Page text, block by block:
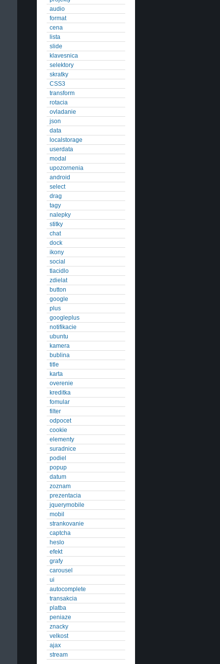
audio
format
cena
lista
slide
klavesnica
selektory
skratky
CSS3
transform
rotacia
ovladanie
json
data
localstorage
userdata
modal
upozornenia
android
select
drag
tagy
nalepky
stitky
chat
dock
ikony
social
tlacidlo
zdielat
button
google
plus
googleplus
notifikacie
ubuntu
kamera
bublina
title
karta
overenie
kreditka
fomular
filter
odpocet
cookie
elementy
suradnice
podiel
popup
datum
zoznam
prezentacia
jquerymobile
mobil
strankovanie
captcha
heslo
efekt
grafy
carousel
ui
autocomplete
transakcia
platba
peniaze
znacky
velkost
ajax
stream